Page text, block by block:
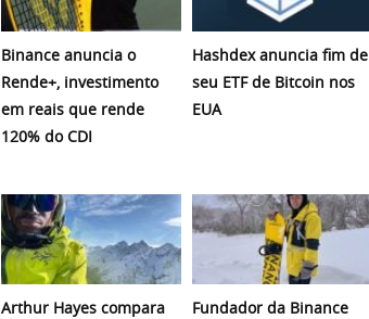
Binance anuncia o
Rende+, investimento
em reais que rende
120% do CDI
Hashdex anuncia fim de
seu ETF de Bitcoin nos
EUA
Arthur Hayes compara Fundador da Binance